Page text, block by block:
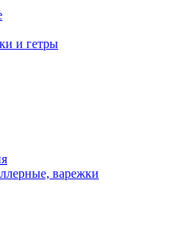
и гетры
варежки